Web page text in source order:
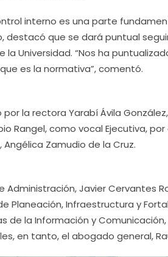
interno es una parte
destacó que se dará puntual
la Universidad. “Nos ha
es la normativa”, comentó.
la rectora Yarabí Ávila
Rangel, como vocal Ejecutiva,
Zamudio de la Cruz.
Javier Cervantes
Planeación, Infraestructura y
de la Información y
en tanto, el abogado general,